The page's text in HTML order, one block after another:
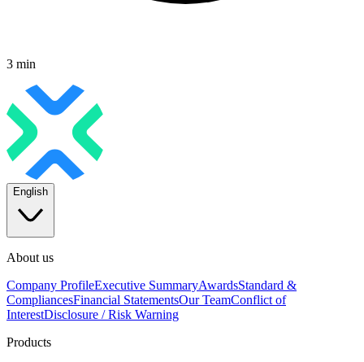
3 min
English
About us
Company ProfileExecutive SummaryAwardsStandard &
CompliancesFinancial StatementsOur TeamConflict of
InterestDisclosure / Risk Warning
Products